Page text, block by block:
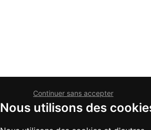
Nous utilisons des
Continuer sans accepter